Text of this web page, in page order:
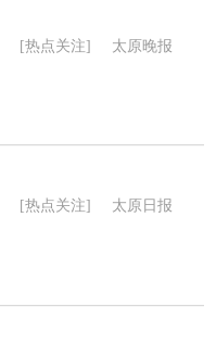
[热点关注] 太原晚报
[热点关注] 太原日报